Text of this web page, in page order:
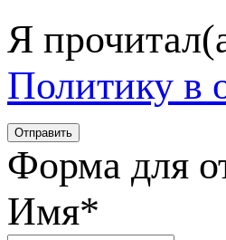
Я
Политику в
Форма для
Имя*